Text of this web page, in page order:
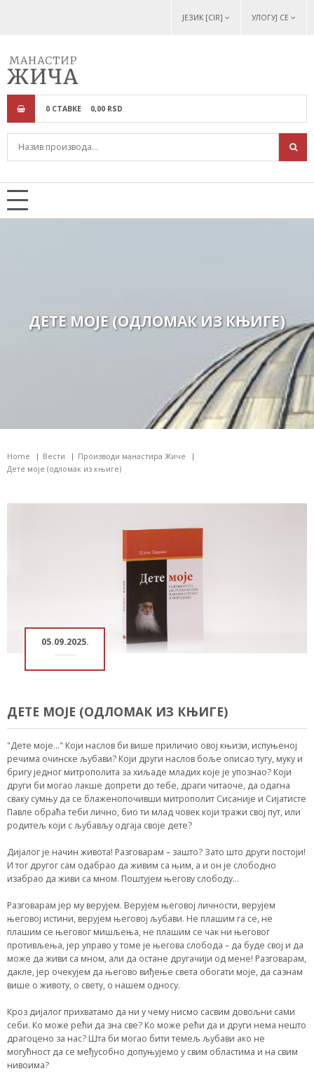
ЈЕЗИК [CIR] УЛОГУЈ СЕ
0 СТАВКЕ 0,00 RSD
ДЕТЕ МОЈЕ (ОДЛОМАК ИЗ КЊИГЕ)
Home Вести
Производи манастира Жиче
Дете моје (одломак из књиге)
05.09.2025.
ДЕТЕ МОЈЕ (ОДЛОМАК ИЗ КЊИГЕ)
"Дете моје..." Који наслов би више приличио овој књизи, испуњеној
речима очинске љубави? Који други наслов боље описао тугу, муку и
бригу једног митрополита за хиљаде младих које је упознао? Који
други би могао лакше допрети до тебе, драги читаоче, да одагна
сваку сумњу да се блаженопочивши митрополит Сисаније и Сијатисте
Павле обраћа теби лично, био ти млад човек који тражи свој пут, или
родитељ који с љубављу одгаја своје дете?
Дијалог је начин живота! Разговарам – зашто? Зато што други постоји!
И тог другог сам одабрао да живим са њим, а и он је слободно
изабрао да живи са мном. Поштујем његову слободу...
Разговарам јер му верујем. Верујем његовој личности, верујем
његовој истини, верујем његовој љубави. Не плашим га се, не
плашим се његовог мишљења, не плашим се чак ни његовог
противљења, јер управо у томе је његова слобода – да буде свој и да
може да живи са мном, али да остане другачији од мене! Разговарам,
дакле, јер очекујем да његово виђење света обогати моје, да сазнам
више о животу, о свету, о нашем односу.
Кроз дијалог прихватамо да ни у чему нисмо сасвим довољни сами
себи. Ко може рећи да зна све? Ко може рећи да и други нема нешто
драгоцено за нас? Шта би могао бити темељ љубави ако не
могућност да се међусобно допуњујемо у свим областима и на свим
нивоима?